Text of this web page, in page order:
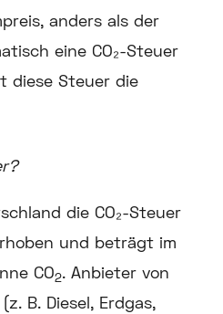
anders als der
eine CO₂-Steuer
diese Steuer die
die CO₂-Steuer
und beträgt im
CO2. Anbieter von
B. Diesel, Erdgas,